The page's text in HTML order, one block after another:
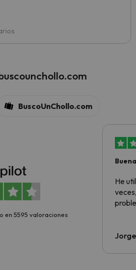
BuscoUnChollo.com
en 5595 valoraciones
He